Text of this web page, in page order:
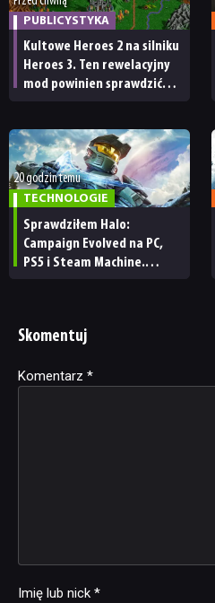
PUBLICYSTYKA
Kultowe Heroes 2 na silniku
Heroes 3. Ten rewelacyjny
mod powinien sprawdzić
20 godzin temu
TECHNOLOGIE
Sprawdziłem Halo:
Campaign Evolved na PC,
PS5 i Steam Machine.
Skomentuj
Komentarz *
Imię lub nick *
Alternative: